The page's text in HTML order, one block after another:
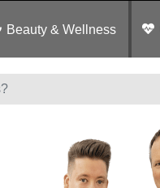
Beauty & Wellness